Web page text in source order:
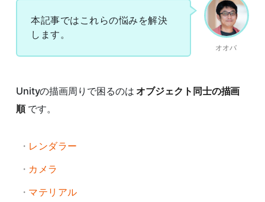
オオバ
本記事ではこれらの悩みを解決
します。
Unityの描画周りで困るのは オブジェクト同士の描画
順です。
レンダラー
カメラ
マテリアル